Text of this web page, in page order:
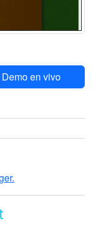
Demo en vivo